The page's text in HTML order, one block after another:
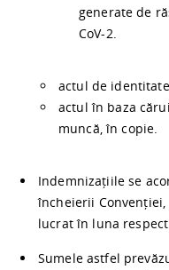
generate de
CoV-2.
actul de
actul în baza
muncă, în copie.
Indemnizațiile se
încheierii
lucrat în luna
Sumele astfel